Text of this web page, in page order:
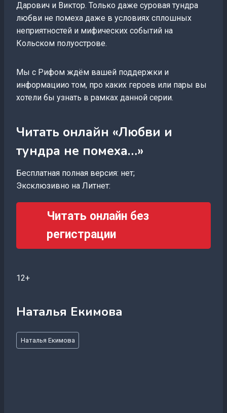
Дарович и Виктор. Только даже суровая тундра
любви не помеха даже в условиях сплошных
неприятностей и мифических событий на
Кольском полуострове.
Мы с Рифом ждём вашей поддержки и
информациио том, про каких героев или пары вы
хотели бы узнать в рамках данной серии.
Читать онлайн «Любви и
тундра не помеха…»
Бесплатная полная версия: нет;
Эксклюзивно на Литнет:
Читать онлайн без
регистрации
12+
Наталья Екимова
Метки
записи:
Наталья Екимова